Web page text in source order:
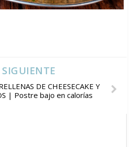
SIGUIENTE
DE CHEESECAKE Y
| Postre bajo en calorías